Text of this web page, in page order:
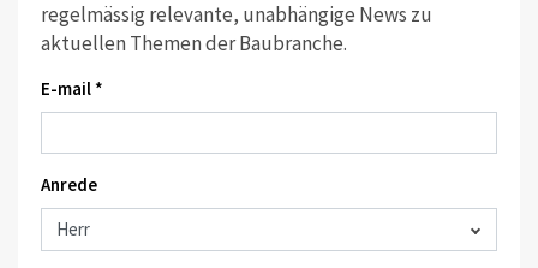
regelmässig relevante, unabhängige News zu
aktuellen Themen der Baubranche.
E-mail *
Anrede